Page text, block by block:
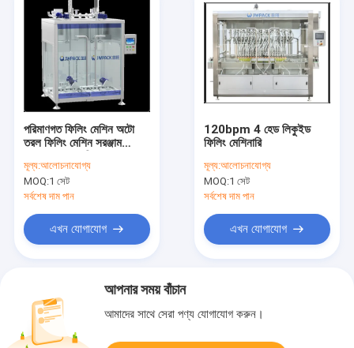
পরিমাণগত ফিলিং মেশিন অটো
তরল ফিলিং মেশিন সরঞ্জাম
মূল্য:আলোচনাযোগ্য
MOQ:1 সেট
সর্বশেষ দাম পান
এখন যোগাযোগ
120bpm 4 হেড লিকুইড
ফিলিং মেশিনারি
মূল্য:আলোচনাযোগ্য
MOQ:1 সেট
সর্বশেষ দাম পান
এখন যোগাযোগ
আপনার সময় বাঁচান
আমাদের সাথে সেরা পণ্য যোগাযোগ করুন।